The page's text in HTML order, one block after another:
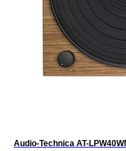
Audio-Technica AT-